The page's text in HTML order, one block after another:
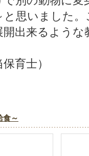
と思いました
出来るよう
育士）
食～